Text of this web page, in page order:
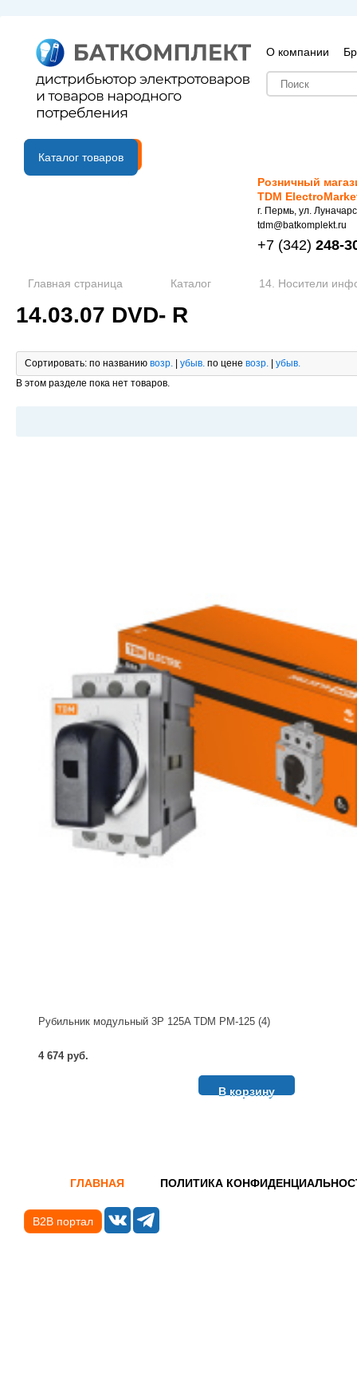
О компании
B2B портал
Каталог товаров
Розничный
TDM
г. Пермь, ул.
tdm@batkomplekt.ru
+7 (342) 248-
Главная страница Каталог 14. Носители
14.03.07 DVD- R
Сортировать: по названию возр. | убыв. по цене возр. | убыв.
В этом разделе пока нет товаров.
Рубильник модульный 3P 125A TDM РМ-125 (4)
4 674 руб.
В корзину
ГЛАВНАЯ ПОЛИТИКА
B2B портал